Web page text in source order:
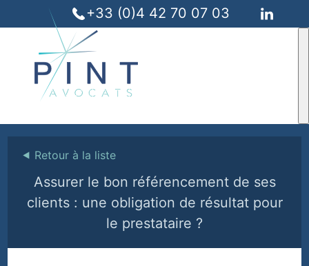
+33 (0)4 42 70 07 03
⯇ Retour à la liste
Assurer le bon référencement de ses
clients : une obligation de résultat pour
le prestataire ?